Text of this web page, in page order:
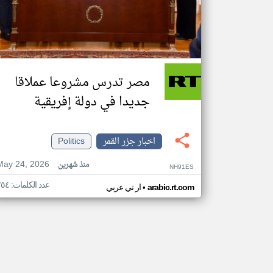
مصر تدرس مشروعا عملاقا
جديدا في دولة إفريقية
اخبار جزر القمر
Politics
24, 2026
منذ شهرين NH91ES
ار تي عربي• arabic.rt.com عدد الكلمات: ٢٥٤